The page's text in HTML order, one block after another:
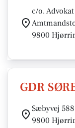
c/o.
9800
GDR
Sæbyvej
9800